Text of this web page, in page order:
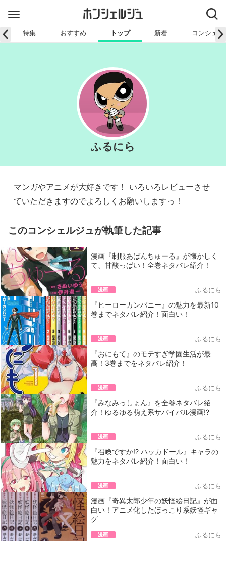
特集 おすすめ トップ 新着 コンシェ
ふるにら
マンガやアニメが大好きです！ いろいろレビューさせ
ていただきますのでよろしくお願いしますっ！
このコンシェルジュが執筆した記事
漫画『制服あばんちゅーる』が懐かしく
て、甘酸っぱい！全巻ネタバレ紹介！
漫画 ふるにら
『ヒーローカンパニー』の魅力を最新10
巻までネタバレ紹介！面白い！
漫画 ふるにら
『おにもて』のモテすぎ学園生活が最
高！3巻までをネタバレ紹介！
漫画 ふるにら
『みなみっしょん』を全巻ネタバレ紹
介！ゆるゆる萌え系サバイバル漫画!?
漫画 ふるにら
『召喚ですか!? ハッカドール』キャラの
魅力をネタバレ紹介！面白い！
漫画 ふるにら
漫画『奇異太郎少年の妖怪絵日記』が面
白い！アニメ化したほっこり系妖怪ギャ
グ
漫画 ふるにら